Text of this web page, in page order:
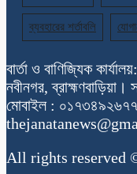
ব্যবহারের শর্তাবলি
বার্তা ও বাণিজ্যিক
নবীনগর,
মোবাইল :
All rights reserved